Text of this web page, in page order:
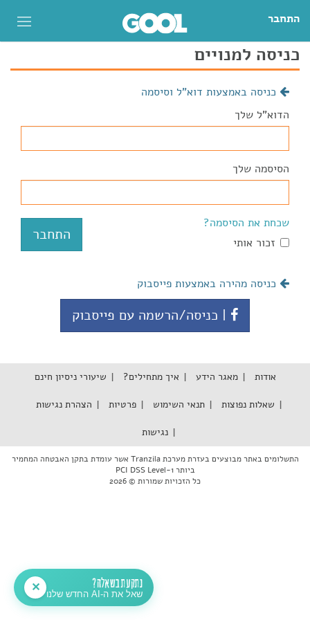
התחבר
כניסה למנויים
כניסה באמצעות דוא"ל וסיסמה
הדוא"ל שלך
הסיסמה שלך
שכחת את הסיסמה?
זכור אותי
כניסה מהירה באמצעות פייסבוק
| כניסה/הרשמה עם פייסבוק
אודות מאגר הידע איך מתחילים? שיעורי ניסיון חינם
שאלות נפוצות תנאי השימוש פרטיות הצהרת נגישות
נגישות
התשלומים באתר מבוצעים בעזרת מערכת Tranzila אשר עומדת בתקן האבטחה המחמיר
ביותר PCI DSS Level-1
כל הזכויות שמורות © 2026
נתקעת בשאלה?
שאל את ה-AI החדש שלנו
✕